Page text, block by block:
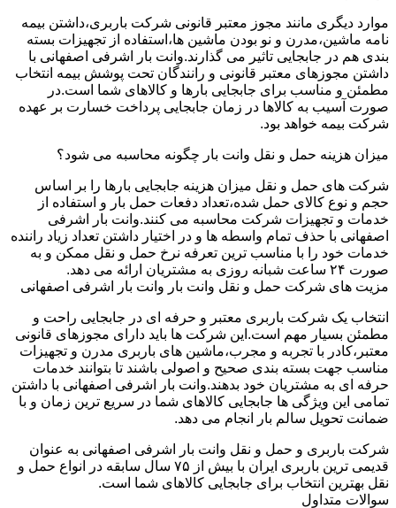
موارد دیگری مانند مجوز معتبر قانونی شرکت باربری،داشتن بیمه
نامه ماشین،مدرن و نو بودن ماشین ها،استفاده از تجهیزات بسته
بندی هم در جابجایی تاثیر می گذارند.وانت بار اشرفی اصفهانی با
داشتن مجوزهای معتبر قانونی و رانندگان تحت پوشش بیمه انتخاب
مطمئن و مناسب برای جابجایی بارها و کالاهای شما است.در
صورت آسیب به کالاها در زمان جابجایی پرداخت خسارت بر عهده
شرکت بیمه خواهد بود.
میزان هزینه حمل و نقل وانت بار چگونه محاسبه می شود؟
شرکت های حمل و نقل میزان هزینه جابجایی بارها را بر اساس
حجم و نوع کالای حمل شده،تعداد دفعات حمل بار و استفاده از
خدمات و تجهیزات شرکت محاسبه می کنند.وانت بار اشرفی
اصفهانی با حذف تمام واسطه ها و در اختیار داشتن تعداد زیاد راننده
خدمات خود را با مناسب ترین تعرفه نرخ حمل و نقل ممکن و به
صورت ۲۴ ساعت شبانه روزی به مشتریان ارائه می دهد.
مزیت های شرکت حمل و نقل وانت بار وانت بار اشرفی اصفهانی
انتخاب یک شرکت باربری معتبر و حرفه ای در جابجایی راحت و
مطمئن بسیار مهم است.این شرکت ها باید دارای مجوزهای قانونی
معتبر،کادر با تجربه و مجرب،ماشین های باربری مدرن و تجهیزات
مناسب جهت بسته بندی صحیح و اصولی باشند تا بتوانند خدمات
حرفه ای به مشتریان خود بدهند.وانت بار اشرفی اصفهانی با داشتن
تمامی این ویژگی ها جابجایی کالاهای شما در سریع ترین زمان و با
ضمانت تحویل سالم بار انجام می دهد.
شرکت باربری و حمل و نقل وانت بار اشرفی اصفهانی به عنوان
قدیمی ترین باربری ایران با بیش از ۷۵ سال سابقه در انواع حمل و
نقل بهترین انتخاب برای جابجایی کالاهای شما است.
سوالات متداول